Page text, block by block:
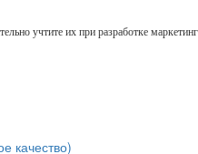
учтите их при разработке